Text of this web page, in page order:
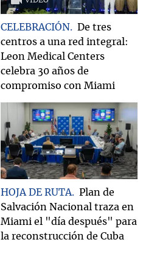
CELEBRACIÓN
De tres
centros a una red integral:
Leon Medical Centers
celebra 30 años de
compromiso con Miami
HOJA DE RUTA
Plan de
Salvación Nacional traza en
Miami el "día después" para
la reconstrucción de Cuba